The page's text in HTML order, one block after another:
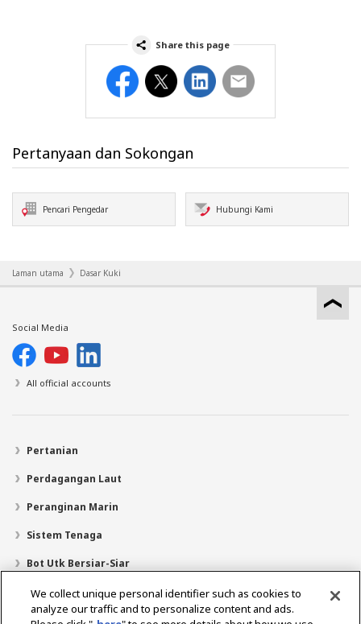
Share this page
FacebookTwitter LinkedInEmail
Pertanyaan dan Sokongan
Pencari Pengedar Hubungi Kami
Laman utama Dasar Kuki
Social Media
All official accounts
Pertanian
Perdagangan Laut
Peranginan Marin
Sistem Tenaga
Bot Utk Bersiar-Siar
Pencari Pengedar
Sokongan
We collect unique personal identifier such as cookies to
analyze our traffic and to personalize content and ads.